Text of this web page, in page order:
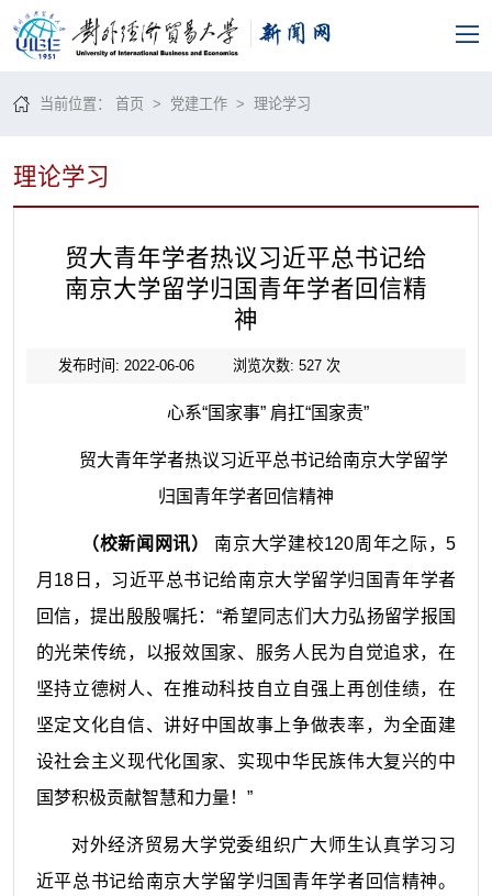
当前位置：首页 > 党建工作 >理论学习
理论学习
贸大青年学者热议习近平总书记给
南京大学留学归国青年学者回信精
神
发布时间: 2022-06-06 浏览次数: 527次
心系“国家事” 肩扛“国家责”
贸大青年学者热议习近平总书记给南京大学留学
归国青年学者回信精神
（校新闻网讯）
南京大学建校120周年之际，5
月18日，习近平总书记给南京大学留学归国青年学者
回信，提出殷殷嘱托：“希望同志们大力弘扬留学报国
的光荣传统，以报效国家、服务人民为自觉追求，在
坚持立德树人、在推动科技自立自强上再创佳绩，在
坚定文化自信、讲好中国故事上争做表率，为全面建
设社会主义现代化国家、实现中华民族伟大复兴的中
国梦积极贡献智慧和力量！”
对外经济贸易大学党委组织广大师生认真学习习
近平总书记给南京大学留学归国青年学者回信精神。